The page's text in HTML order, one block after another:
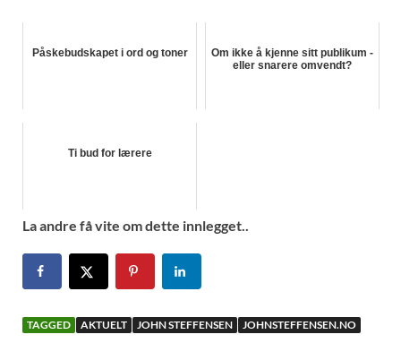
Påskebudskapet i ord og toner
Om ikke å kjenne sitt publikum -
eller snarere omvendt?
Ti bud for lærere
La andre få vite om dette innlegget..
TAGGED AKTUELT JOHN STEFFENSEN JOHNSTEFFENSEN.NO